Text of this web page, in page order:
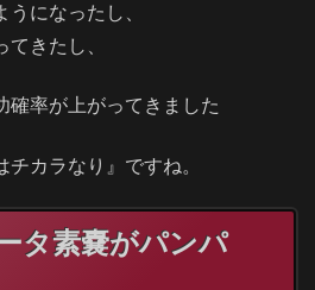
になったし、
きたし、
確率が上がってきました
カラなり』ですね。
タ素嚢がパンパ